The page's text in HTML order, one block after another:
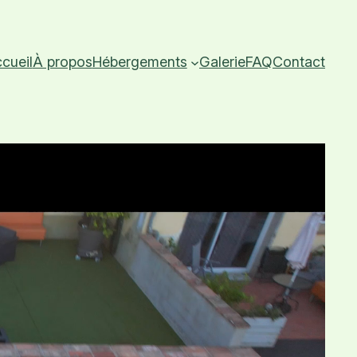
À proposHébergements GalerieFAQContact